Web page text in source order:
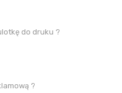
do druku ?
?